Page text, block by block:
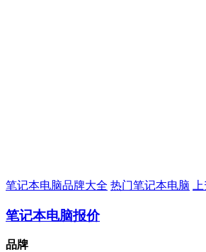
笔记本电脑品牌大全 热门笔记本电脑
笔记本电脑报价
品牌